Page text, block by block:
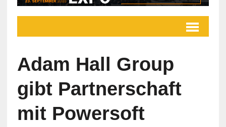
Adam Hall Group
gibt Partnerschaft
mit Powersoft